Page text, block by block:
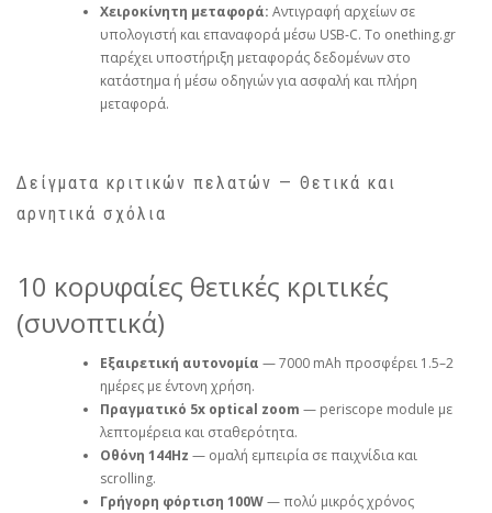
Χειροκίνητη μεταφορά: Αντιγραφή αρχείων σε
υπολογιστή και επαναφορά μέσω USB‑C. Το onething.gr
παρέχει υποστήριξη μεταφοράς δεδομένων στο
κατάστημα ή μέσω οδηγιών για ασφαλή και πλήρη
μεταφορά.
Δείγματα κριτικών πελατών — Θετικά και
αρνητικά σχόλια
10 κορυφαίες θετικές κριτικές
(συνοπτικά)
Εξαιρετική αυτονομία — 7000 mAh προσφέρει 1.5–2
ημέρες με έντονη χρήση.
Πραγματικό 5x optical zoom — periscope module με
λεπτομέρεια και σταθερότητα.
Οθόνη 144Hz — ομαλή εμπειρία σε παιχνίδια και
scrolling.
Γρήγορη φόρτιση 100W— πολύ μικρός χρόνος